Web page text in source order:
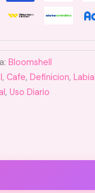
Bloomshell
, Cafe, Definicion, Labial
, Uso Diario